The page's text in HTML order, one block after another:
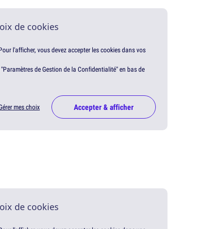
de cookies
l'afficher, vous devez accepter les cookies dans vos
de Gestion de la Confidentialité" en bas de
mes choix Accepter & afficher
de cookies